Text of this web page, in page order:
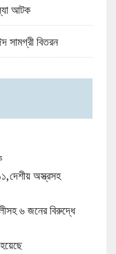
আটক
সামগ্রী বিতরন
অস্ত্রসহ
৬ জনের বিরুদ্ধে